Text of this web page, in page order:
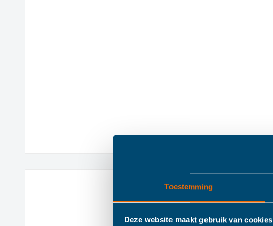
Toestemming
Deze website maakt gebruik van cookies